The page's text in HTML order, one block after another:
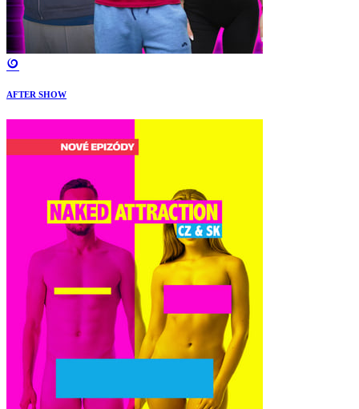
AFTER SHOW